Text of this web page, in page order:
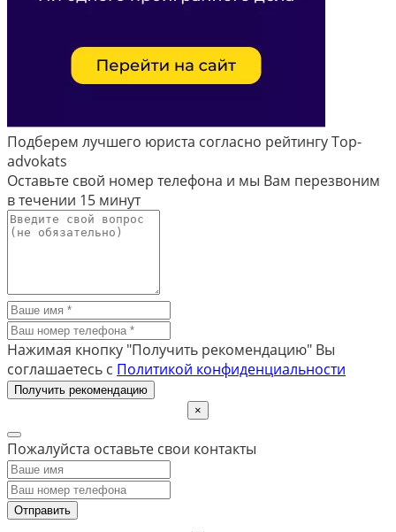
Подберем лучшего юриста согласно рейтингу Top-
advokats
Оставьте свой номер телефона и мы Вам перезвоним
в течении 15 минут
Нажимая кнопку "Получить рекомендацию" Вы
соглашаетесь с Политикой конфиденциальности
Получить рекомендацию
×
Пожалуйста оставьте свои контакты
Отправить